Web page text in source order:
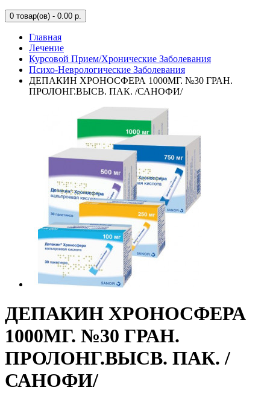
0 товар(ов) - 0.00 р.
Главная
Лечение
Курсовой Прием/Хронические Заболевания
Психо-Неврологические Заболевания
ДЕПАКИН ХРОНОСФЕРА 1000МГ. №30 ГРАН.
ПРОЛОНГ.ВЫСВ. ПАК. /САНОФИ/
ДЕПАКИН ХРОНОСФЕРА
1000МГ. №30 ГРАН.
ПРОЛОНГ.ВЫСВ. ПАК. /
САНОФИ/